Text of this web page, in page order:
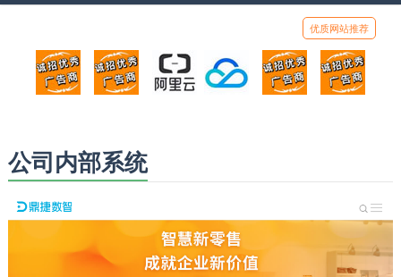
优质网站推荐
顶部广告位1
广告位招商_广告位待售
顶部广告位2
广告位招商_广告位待售
阿里云
打折活动、99元/年
腾讯云
优惠打折，99元/年
顶部广告位5
广告位招商_
公司内部系统